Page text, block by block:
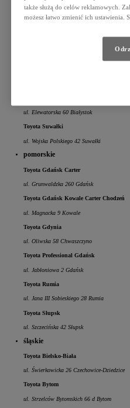
Świlcza 146T Świlcza/Rzeszów
ul. Elewatorska 60 Białystok
Toyota Suwałki
ul. Wojska Polskiego 42 Suwałki
pomorskie
Toyota Gdańsk Carter
ul. Grunwaldzka 260 Gdańsk
Toyota Gdańsk Kowale Carter Chodzeń
ul. Magnacka 9 Kowale
Toyota Gdynia
ul. Oliwska 58 Chwaszczyno
Toyota Professional Gdańsk
ul. Jabłoniowa 2 Gdańsk
Toyota Rumia
ul. Jana III Sobieskiego 28 Rumia
Toyota Słupsk
ul. Szczecińska 42 Słupsk
śląskie
Toyota Bielsko-Biała
ul. Świerkowicka 26 Czechowice-Dziedzice
Toyota Bytom
ul. Strzelców Bytomskich 66 d Bytom
także służą do celów reklamowych.
możesz łatwo zmienić ich ustawienia.